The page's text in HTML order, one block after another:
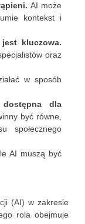
AI może
kontekst i
kluczowa.
oraz
w sposób
dla
być równe,
społecznego
AI muszą być
(AI) w zakresie
rola obejmuje